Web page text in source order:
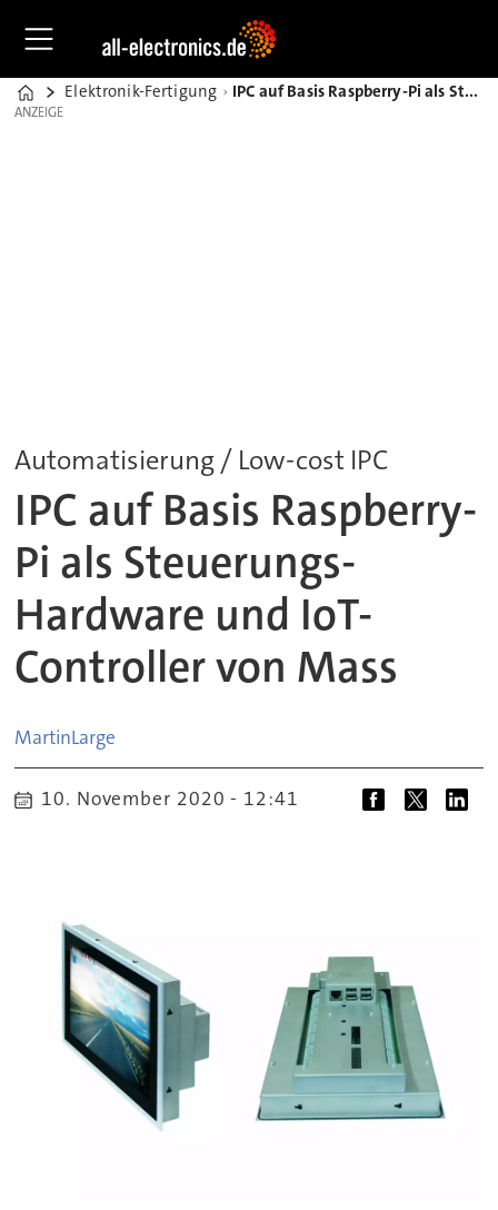
Home
Elektronik-Fertigung IPC auf Basis Raspberry-Pi als Steuerungs-Hardware und IoT-Controller von Mass
ANZEIGE
ANZEIGE
Automatisierung / Low-cost IPC
IPC auf Basis Raspberry-
Pi als Steuerungs-
Hardware und IoT-
Controller von Mass
MartinLarge
10. November 2020 - 12:41